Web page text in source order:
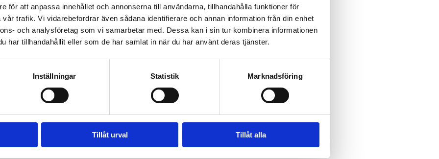
för att anpassa innehållet och annonserna till användarna, tillhandahålla funktioner för
trafik. Vi vidarebefordrar även sådana identifierare och annan information från din enhet
och analysföretag som vi samarbetar med. Dessa kan i sin tur kombinera informationen
har tillhandahållit eller som de har samlat in när du har använt deras tjänster.
Inställningar Statistik Marknadsföring
Tillåt urval Tillåt alla